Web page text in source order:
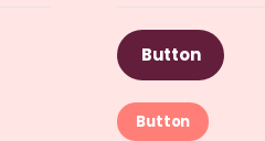
Button
Button